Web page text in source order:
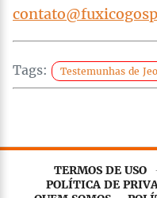
Tags: Testemunhas de
TERMOS DE USO
POLÍTICA DE
Este site utilizacookies
funcionamento adequado.